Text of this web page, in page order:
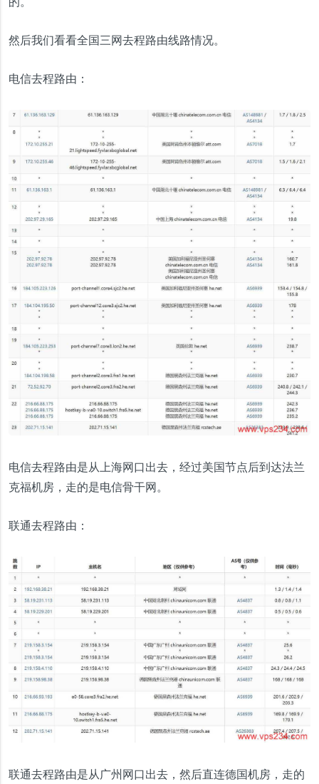
然后我们看看全国三网去程路由线路情况。
电信去程路由：
电信去程路由是从上海网口出去，经过美国节点后到达法兰
克福机房，走的是电信骨干网。
联通去程路由：
联通去程路由是从广州网口出去，然后直连德国机房，走的